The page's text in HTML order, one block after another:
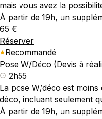
mais vous avez la
À partir de 19h, un
65 €
Réserver
Recommandé
Pose W/Déco (Devis à
2h55
La pose W/déco est
déco, incluant seulement
À partir de 19h, un